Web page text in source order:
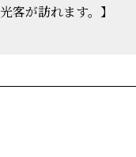
光客が訪れます。】